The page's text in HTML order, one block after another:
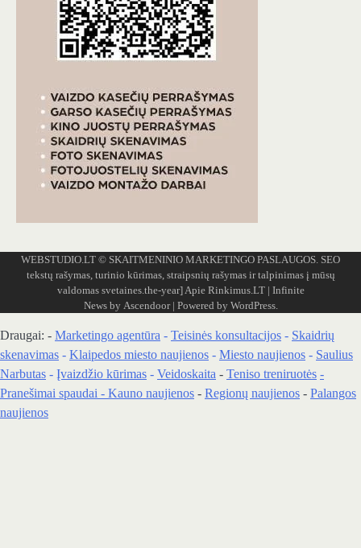
WEBSTUDIO.LT © SKAITMENINIO MARKETINGO PASLAUGOS. SEO
tekstų rašymas, turinio kūrimas, straipsnių rašymas ir talpinimas į mūsų
valdomas svetaines.the-year] Apie Rinkimus.LT| Infinite
News by Ascendoor| Powered by WordPress.
Draugai: - Marketingo agentūra - Teisinės konsultacijos - Skaidrių
skenavimas - Klaipedos miesto naujienos - Miesto naujienos - Saulius
Narbutas - Įvaizdžio kūrimas - Veidoskaita - Teniso treniruotės -
Pranešimai spaudai - Kauno naujienos - Regionų naujienos - Palangos
naujienos